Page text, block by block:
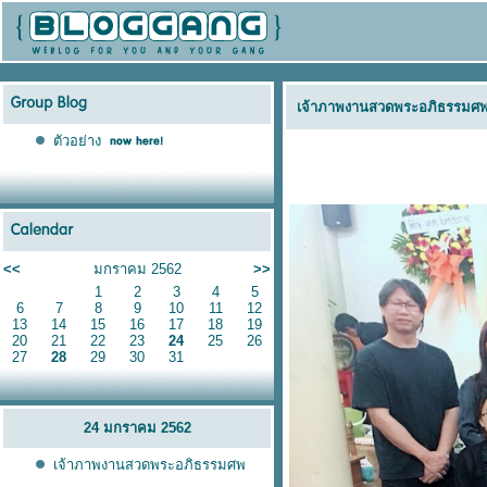
ตัวอย่าง
<< มกราคม 2562
>>
1
2 3 4
5
6
7 8 9 10 11
12
13
14 15 16 17 18
19
20
21 22 23 24 25
26
27
28 29 30 31
24 มกราคม 2562
เจ้าภาพงานสวดพระอภิธรรมศพ
เจ้าภาพงานสวดพระอภิธรรมศ